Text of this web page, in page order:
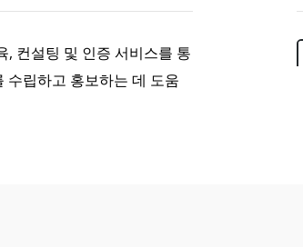
, 컨설팅 및 인증 서비스를 통
수립하고 홍보하는 데 도움